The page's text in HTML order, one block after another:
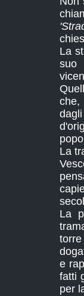
La
suo
che,
La
La
e
fatti
per